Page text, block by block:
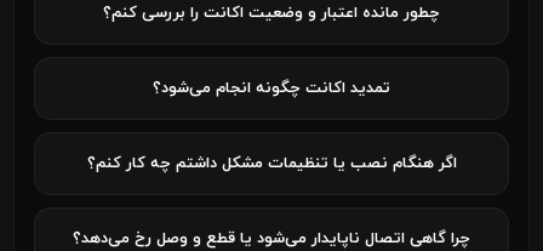
چطور مانده اعتبار و وضعیت اکانت را بررسی کنم؟
تمدید اکانت چگونه انجام می‌شود؟
اگر هنگام نصب یا تنظیمات مشکل داشتم چه کار کنم؟
چرا گاهی اتصال ناپایدار می‌شود یا قطع و وصل رخ می‌دهد؟